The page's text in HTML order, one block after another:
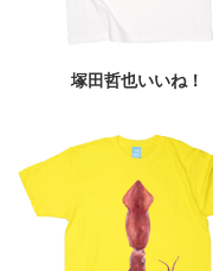
塚田哲也いいね！